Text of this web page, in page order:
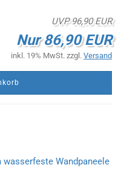
UVP 96,90 EUR
Nur 86,90 EUR
inkl. 19% MwSt. zzgl. Versand